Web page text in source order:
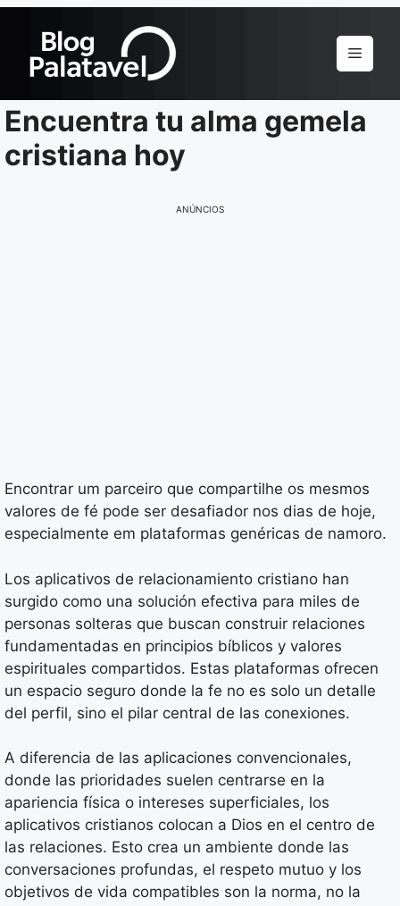
Menu
Encuentra tu alma gemela
cristiana hoy
ANÚNCIOS
Encontrar um parceiro que compartilhe os mesmos
valores de fé pode ser desafiador nos dias de hoje,
especialmente em plataformas genéricas de namoro.
Los aplicativos de relacionamiento cristiano han
surgido como una solución efectiva para miles de
personas solteras que buscan construir relaciones
fundamentadas en principios bíblicos y valores
espirituales compartidos. Estas plataformas ofrecen
un espacio seguro donde la fe no es solo un detalle
del perfil, sino el pilar central de las conexiones.
A diferencia de las aplicaciones convencionales,
donde las prioridades suelen centrarse en la
apariencia física o intereses superficiales, los
aplicativos cristianos colocan a Dios en el centro de
las relaciones. Esto crea un ambiente donde las
conversaciones profundas, el respeto mutuo y los
objetivos de vida compatibles son la norma, no la